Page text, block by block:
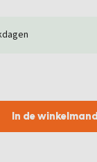
In de winkelmand